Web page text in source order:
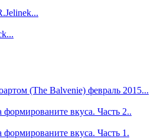
(The Balvenie) февраль 2015...
вкуса. Часть 2..
вкуса. Часть 1.